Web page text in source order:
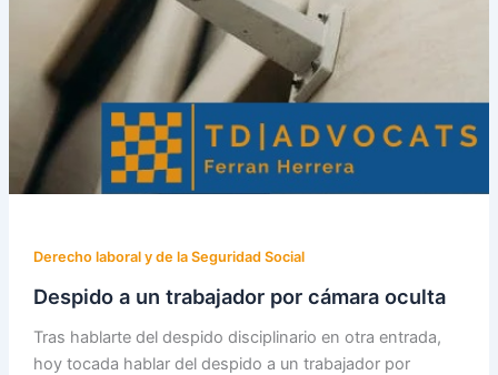
Derecho laboral y de la Seguridad Social
Despido a un trabajador por cámara oculta
Tras hablarte del despido disciplinario en otra entrada,
hoy tocada hablar del despido a un trabajador por